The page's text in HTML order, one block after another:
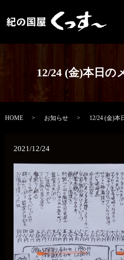
12/24 (金)本日の
HOME お知らせ 12/24 (金)本
2021/12/24